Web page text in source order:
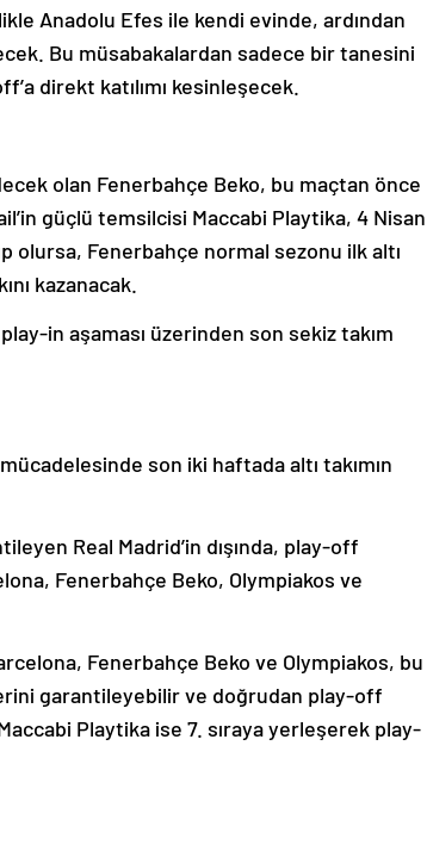
Anadolu Efes ile kendi evinde, ardından
Bu müsabakalardan sadece bir tanesini
direkt katılımı kesinleşecek.
olan Fenerbahçe Beko, bu maçtan önce
güçlü temsilcisi Maccabi Playtika, 4 Nisan
olursa, Fenerbahçe normal sezonu ilk altı
kazanacak.
in aşaması üzerinden son sekiz takım
son iki haftada altı takımın
Real Madrid’in dışında, play-off
Fenerbahçe Beko, Olympiakos ve
Fenerbahçe Beko ve Olympiakos, bu
garantileyebilir ve doğrudan play-off
Playtika ise 7. sıraya yerleşerek play-